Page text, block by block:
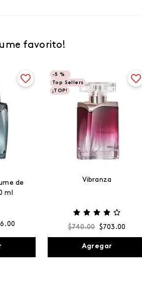
favorito!
de
ml
.00
-5 %
Top Sellers
¡TOP!
Vibranza
$740.00 $703 .00
Agregar